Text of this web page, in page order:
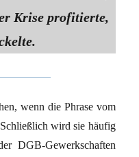
Krise profitierte,
wenn die Phrase vom
wird sie häufig
DGB-Gewerkschaften